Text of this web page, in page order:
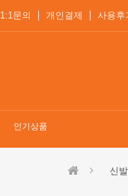
1:1문의 개인결제 사용후
인기상품
신발